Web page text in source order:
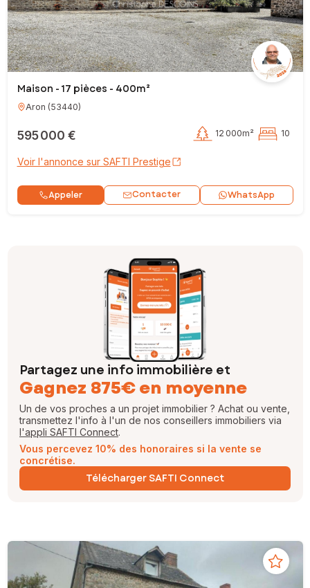
Maison - 17 pièces - 400m²
Aron (53440)
595 000 € 12 000m² 10
Voir l'annonce sur SAFTI Prestige
Appeler Contacter WhatsApp
Partagez une info immobilière et
Gagnez 875€ en moyenne
Un de vos proches a un projet immobilier ? Achat ou vente,
transmettez l'info à l'un de nos conseillers immobiliers via
l'appli SAFTI Connect.
Vous percevez 10% des honoraires si la vente se
concrétise.
Télécharger SAFTI Connect